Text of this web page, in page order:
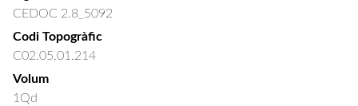
CEDOC 2.8_5092
Codi Topogràfic
C02.05.01.214
Volum
1Qd